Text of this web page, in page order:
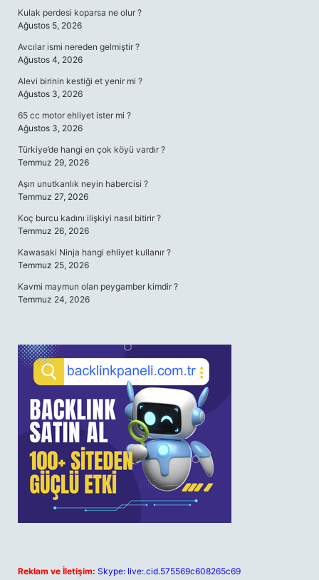
Kulak perdesi koparsa ne olur ?
Ağustos 5, 2026
Avcılar ismi nereden gelmiştir ?
Ağustos 4, 2026
Alevi birinin kestiği et yenir mi ?
Ağustos 3, 2026
65 cc motor ehliyet ister mi ?
Ağustos 3, 2026
Türkiye’de hangi en çok köyü vardır ?
Temmuz 29, 2026
Aşırı unutkanlık neyin habercisi ?
Temmuz 27, 2026
Koç burcu kadını ilişkiyi nasıl bitirir ?
Temmuz 26, 2026
Kawasaki Ninja hangi ehliyet kullanır ?
Temmuz 25, 2026
Kavmi maymun olan peygamber kimdir ?
Temmuz 24, 2026
Reklam ve İletişim: Skype: live:.cid.575569c608265c69